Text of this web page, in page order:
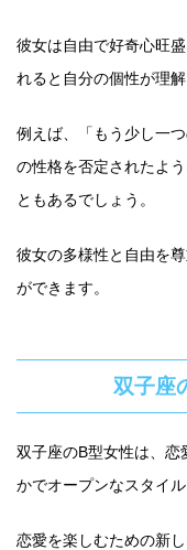
彼女は自由で好奇心旺
れると自分の個性が理
例えば、「もう少し一
の性格を否定されたよ
ともあるでしょう。
彼女の多様性と自由を
ができます。
双子座
双子座のB型女性は、
かでオープンなスタイル
恋愛を楽しむための新